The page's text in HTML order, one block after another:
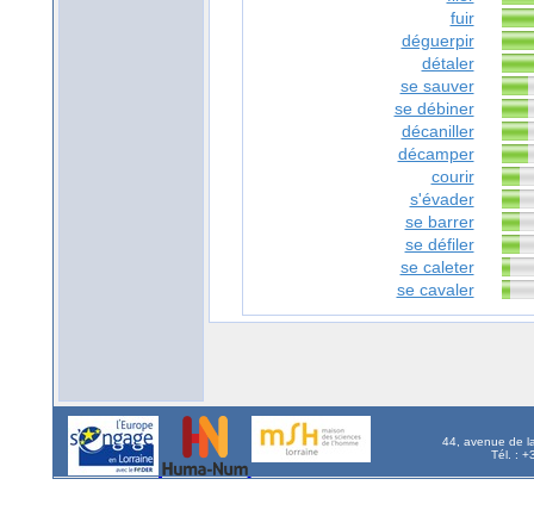
fuir
déguerpir
détaler
se sauver
se débiner
décaniller
décamper
courir
s'évader
se barrer
se défiler
se caleter
se cavaler
44, avenue de
Tél. :